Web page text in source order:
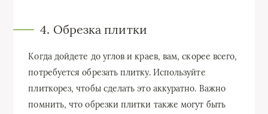
4. Обрезка плитки
Когда дойдете до углов и краев, вам, скорее всего,
потребуется обрезать плитку. Используйте
плиткорез, чтобы сделать это аккуратно. Важно
помнить, что обрезки плитки также могут быть